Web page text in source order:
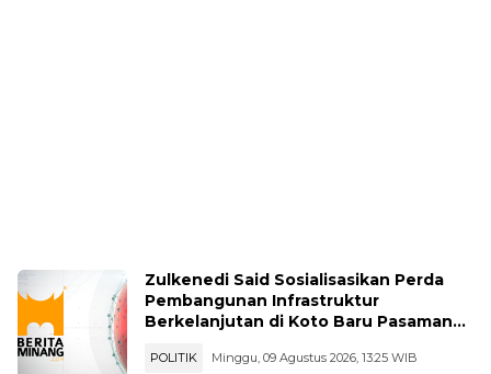
Zulkenedi Said Sosialisasikan Perda
Pembangunan Infrastruktur
Berkelanjutan di Koto Baru Pasaman
POLITIK Minggu, 09 Agustus 2026, 13:25 WIB